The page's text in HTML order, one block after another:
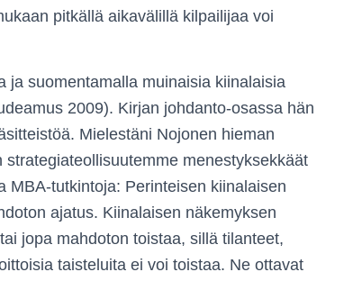
pitkällä aikavälillä kilpailijaa voi
ja suomentamalla muinaisia kiinalaisia
2009). Kirjan johdanto-osassa hän
Mielestäni Nojonen hieman
menestyksekkäät
MBA-tutkintoja: Perinteisen kiinalaisen
ajatus. Kiinalaisen näkemyksen
jopa mahdoton toistaa, sillä tilanteet,
taisteluita ei voi toistaa. Ne ottavat